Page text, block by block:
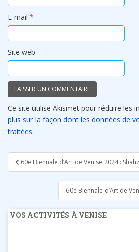
E-mail *
Site web
Ce site utilise Akismet pour réduire les
plus sur la façon dont les données de
traitées.
Navigation
de
60e Biennale d’Art de Venise 2024 :
60e Biennale d’Art de
VOS ACTIVITÉS À VENISE